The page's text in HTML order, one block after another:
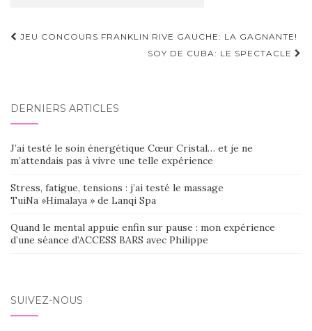
Navigation
JEU CONCOURS FRANKLIN RIVE GAUCHE: LA GAGNANTE!
SOY DE CUBA: LE SPECTACLE
DERNIERS ARTICLES
J’ai testé le soin énergétique Cœur Cristal… et je ne
m’attendais pas à vivre une telle expérience
Stress, fatigue, tensions : j’ai testé le massage
TuiNa »Himalaya » de Lanqi Spa
Quand le mental appuie enfin sur pause : mon expérience
d’une séance d’ACCESS BARS avec Philippe
SUIVEZ-NOUS